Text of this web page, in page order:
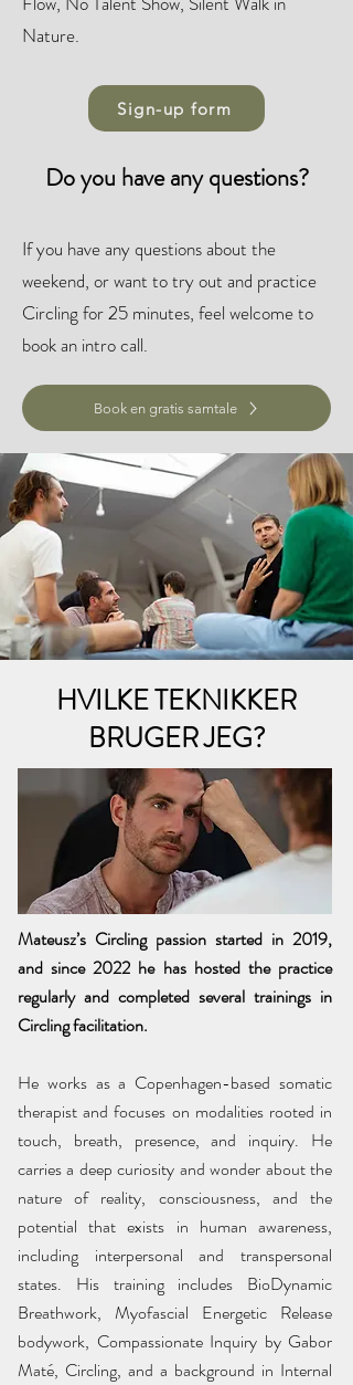
Nature.
Sign-up form
Do you have any questions?
If you have any questions about the
weekend, or want to try out and practice
Circling for 25 minutes, feel welcome to
book an intro call.
Book en gratis samtale
HVILKE TEKNIKKER
BRUGER JEG?
Mateusz’s Circling passion started in 2019,
and since 2022 he has hosted the practice
regularly and completed several trainings in
Circling facilitation.
He works as a Copenhagen-based somatic
therapist and focuses on modalities rooted in
touch, breath, presence, and inquiry. He
carries a deep curiosity and wonder about the
nature of reality, consciousness, and the
potential that exists in human awareness,
including interpersonal and transpersonal
states. His training includes BioDynamic
Breathwork, Myofascial Energetic Release
bodywork, Compassionate Inquiry by Gabor
Maté, Circling, and a background in Internal